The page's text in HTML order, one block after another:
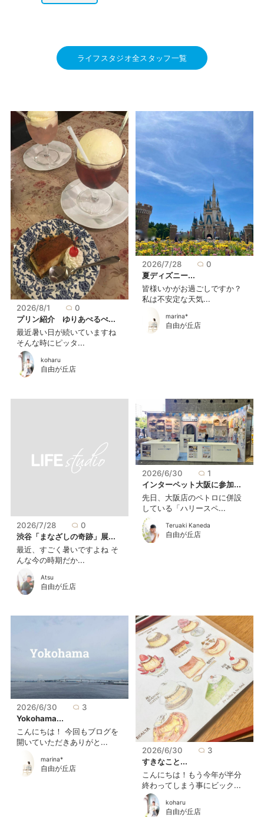
ライフスタジオ全スタッフ一覧
2026/8/1
0
プリン紹介 ゆりあぺるぺ...
最近暑い日が続いていますね
そんな時にピッタ...
koharu
自由が丘店
2026/7/28
0
夏ディズニー...
皆様いかがお過ごしですか？
私は不安定な天気...
marina*
自由が丘店
2026/7/28
0
渋谷「まなざしの奇跡」展...
最近、すごく暑いですよね そ
んな今の時期だか...
Atsu
自由が丘店
2026/6/30
1
インターペット大阪に参加...
先日、大阪店のペトロに併設
している「ハリースペ...
Teruaki Kaneda
自由が丘店
2026/6/30
3
Yokohama...
こんにちは！ 今回もブログを
開いていただきありがと...
marina*
自由が丘店
2026/6/30
3
すきなこと...
こんにちは！もう今年が半分
終わってしまう事にビック...
koharu
自由が丘店